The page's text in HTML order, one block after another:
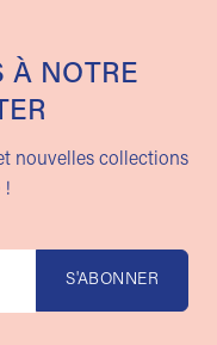
À NOTRE
nouvelles collections
!